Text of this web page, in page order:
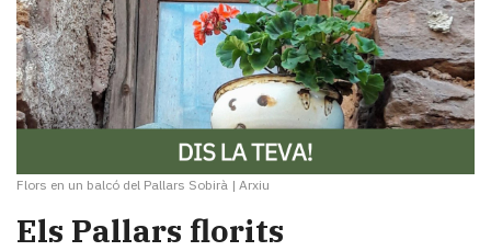
Flors en un balcó del Pallars Sobirà | Arxiu
Els Pallars florits